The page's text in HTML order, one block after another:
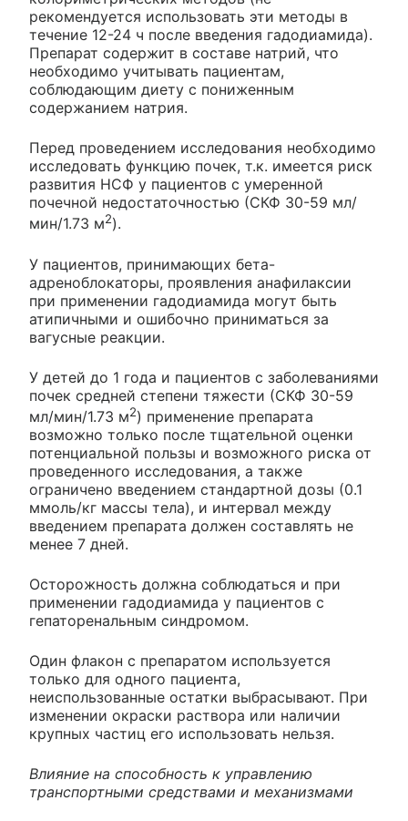
рекомендуется использовать эти методы в
течение 12-24 ч после введения гадодиамида).
Препарат содержит в составе натрий, что
необходимо учитывать пациентам,
соблюдающим диету с пониженным
содержанием натрия.
Перед проведением исследования необходимо
исследовать функцию почек, т.к. имеется риск
развития НСФ у пациентов с умеренной
почечной недостаточностью (СКФ 30-59 мл/
мин/1.73 м2).
У пациентов, принимающих бета-
адреноблокаторы, проявления анафилаксии
при применении гадодиамида могут быть
атипичными и ошибочно приниматься за
вагусные реакции.
У детей до 1 года и пациентов с заболеваниями
почек средней степени тяжести (СКФ 30-59
мл/мин/1.73 м2) применение препарата
возможно только после тщательной оценки
потенциальной пользы и возможного риска от
проведенного исследования, а также
ограничено введением стандартной дозы (0.1
ммоль/кг массы тела), и интервал между
введением препарата должен составлять не
менее 7 дней.
Осторожность должна соблюдаться и при
применении гадодиамида у пациентов с
гепаторенальным синдромом.
Один флакон с препаратом используется
только для одного пациента,
неиспользованные остатки выбрасывают. При
изменении окраски раствора или наличии
крупных частиц его использовать нельзя.
Влияние на способность к управлению
транспортными средствами и механизмами